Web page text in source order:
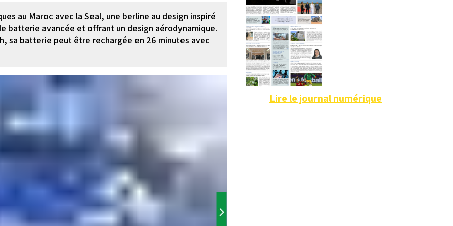
au Maroc avec la Seal, une berline au design inspiré
batterie avancée et offrant un design aérodynamique.
sa batterie peut être rechargée en 26 minutes avec
Lire le journal numérique